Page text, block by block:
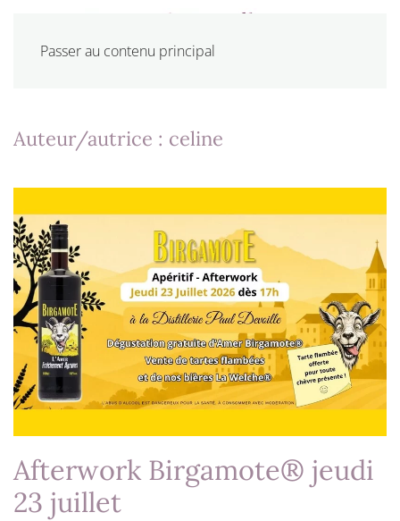
Passer au contenu principal
Auteur/autrice : celine
Afterwork Birgamote® jeudi
23 juillet